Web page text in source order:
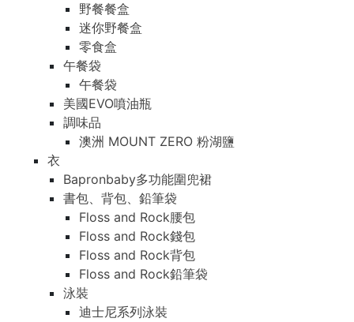
野餐餐盒
迷你野餐盒
零食盒
午餐袋
午餐袋
美國EVO噴油瓶
調味品
澳洲 MOUNT ZERO 粉湖鹽
衣
Bapronbaby多功能圍兜裙
書包、背包、鉛筆袋
Floss and Rock腰包
Floss and Rock錢包
Floss and Rock背包
Floss and Rock鉛筆袋
泳裝
迪士尼系列泳裝